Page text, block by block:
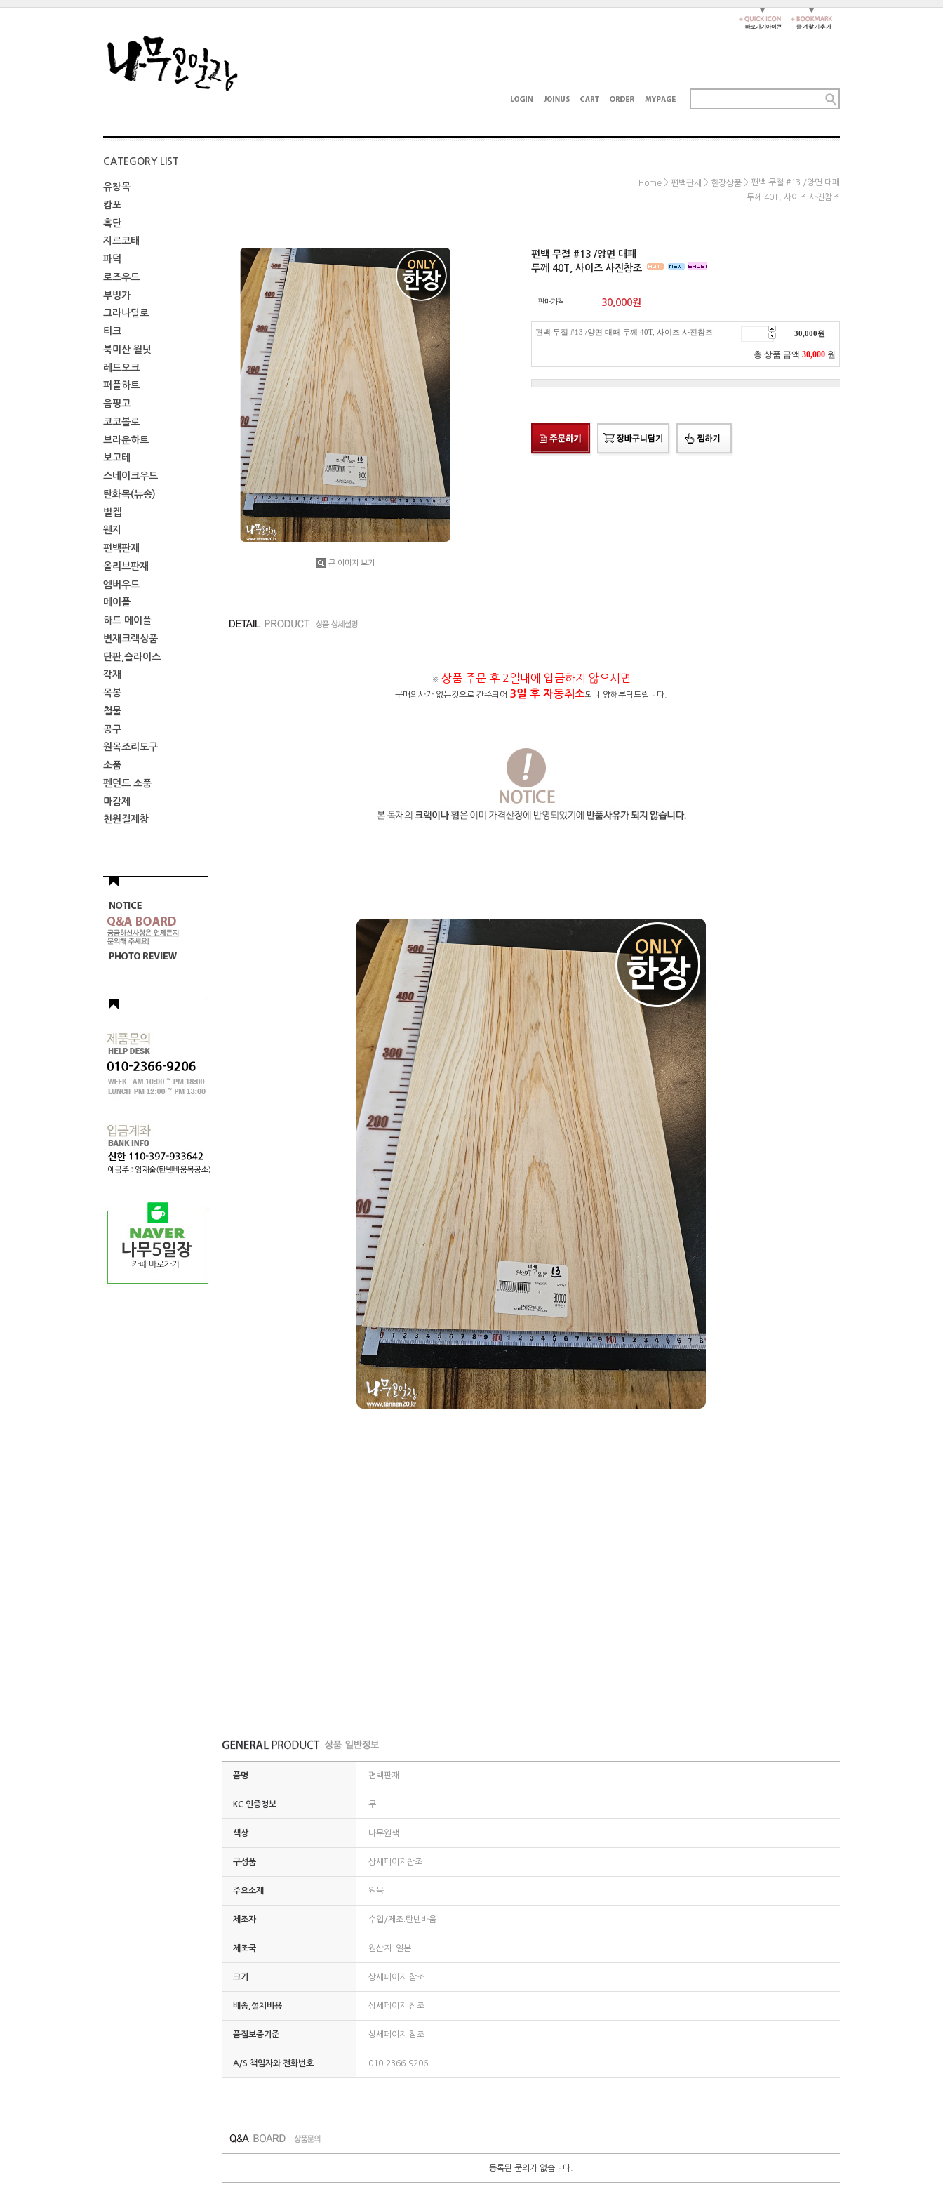
CATEGORY LIST
유창목
캄포
흑단
지르코태
파덕
로즈우드
부빙가
그라나딜로
티크
북미산 월넛
레드오크
퍼플하트
음핑고
코코볼로
브라운하트
보고테
스네이크우드
탄화목(뉴송)
벌켑
웬지
편백판재
올리브판재
엠버우드
메이플
하드 메이플
변재크랙상품
단판,슬라이스
각재
목봉
철물
공구
원목조리도구
소품
펜던드 소품
마감제
천원결제창
Home > 편백판재 > 한장상품 > 편백 무절 #13 /양면 대패
두께 40T, 사이즈 사진참조
큰 이미지 보기
편백 무절 #13 /양면 대패
두께 40T, 사이즈 사진참조
판매가격 30,000원
편백 무절 #13 /양면 대패 두께 40T, 사이즈 사진참조 30,000원
총 상품 금액 30,000 원
※ 상품 주문 후 2일내에 입금하지 않으시면
구매의사가 없는것으로 간주되어 3일 후 자동취소되니 양해부탁드립니다.
품명 편백판재
KC 인증정보 무
색상 나무원색
구성품 상세페이지참조
주요소재 원목
제조자 수입/제조:탄넨바움
제조국 원산지: 일본
크기 상세페이지 참조
배송,설치비용 상세페이지 참조
품질보증기준 상세페이지 참조
A/S 책임자와 전화번호 010-2366-9206
등록된 문의가 없습니다.